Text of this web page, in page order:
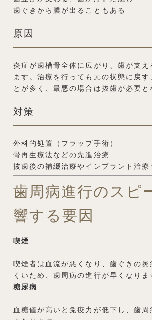
歯ぐきから膿が出ることもある
原因
炎症が歯槽骨全体に広がり、歯が支え
ます。治療を行っても元の状態に戻す
とが多く、最悪の場合は抜歯が必要と
対策
外科的処置（フラップ手術）
骨再生療法などの先進治療
抜歯後の補綴治療やインプラント治療
歯周病進行のスピ
響する要因
喫煙
喫煙者は血流が悪くなり、歯ぐきの炎
くいため、歯周病の進行が早くなりま
糖尿病
血糖値が高いと免疫力が低下し、歯周